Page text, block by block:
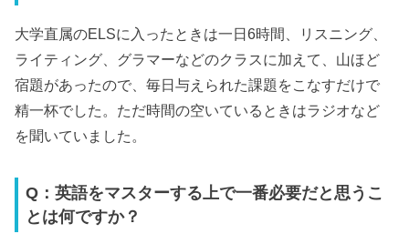
大学直属のELSに入ったときは一日6時間、リスニング、
ライティング、グラマーなどのクラスに加えて、山ほど
宿題があったので、毎日与えられた課題をこなすだけで
精一杯でした。ただ時間の空いているときはラジオなど
を聞いていました。
Q：英語をマスターする上で一番必要だと思うこ
とは何ですか？